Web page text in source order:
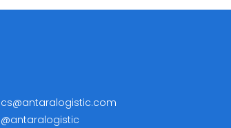
cs@antaralogistic.com
@antaralogistic